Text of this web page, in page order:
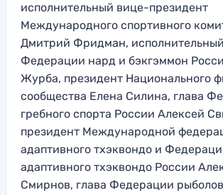
исполнительный вице-президент
Международного спортивного
Дмитрий Фридман,
Федерации нард и бэкгэммон
Журба, президент Национального
сообщества Елена Силина, глава
гребного спорта России Алексей
президент Международной
адаптивного тхэквондо и
адаптивного тхэквондо России
Смирнов, глава Федерации